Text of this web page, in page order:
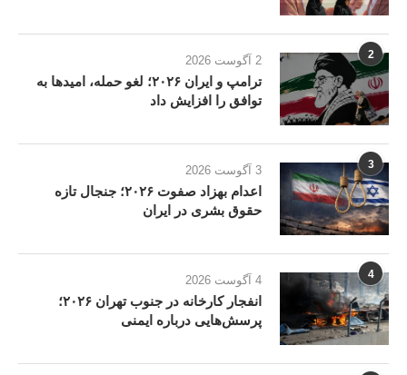
2 2 آگوست 2026
ترامپ و ایران ۲۰۲۶؛ لغو حمله، امیدها به
توافق را افزایش داد
3 3 آگوست 2026
اعدام بهزاد صفوت ۲۰۲۶؛ جنجال تازه
حقوق بشری در ایران
4 4 آگوست 2026
انفجار کارخانه در جنوب تهران ۲۰۲۶؛
پرسش‌هایی درباره ایمنی